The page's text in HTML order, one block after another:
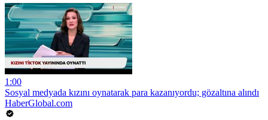
1:00
Sosyal medyada kızını oynatarak para kazanıyordu; gözaltına alındı
HaberGlobal.com